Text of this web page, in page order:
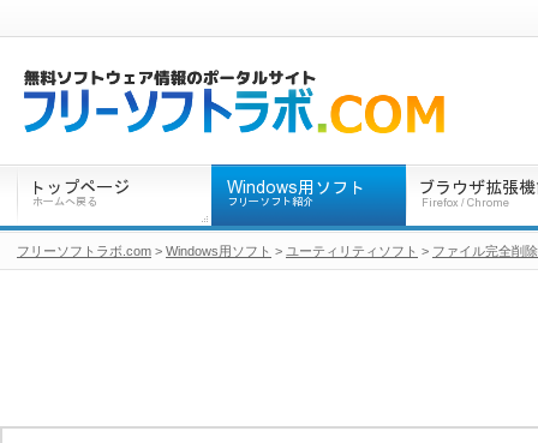
フリーソフトラボ.com > Windows用ソフト > ユーティリティソフト > ファイル完全削